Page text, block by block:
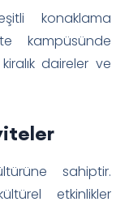
konaklama
kampüsünde
daireler ve
sahiptir.
etkinlikler